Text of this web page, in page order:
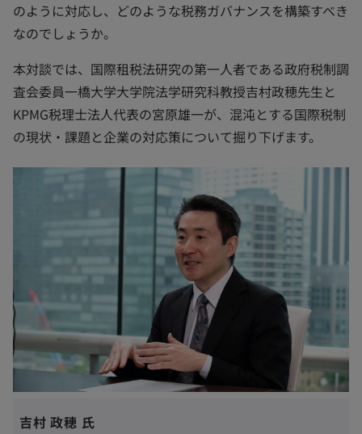
のように対応し、どのような税務ガバナンスを構築すべき
なのでしょうか。
本対談では、国際租税法研究の第一人者である政府税制調
査会委員一橋大学大学院法学研究科教授吉村政穂先生と
KPMG税理士法人代表の宮原雄一が、混沌とする国際税制
の現状・課題と企業の対応策について掘り下げます。
吉村 政穂 氏